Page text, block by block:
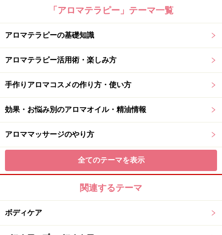
「アロマテラピー」テーマ一覧
アロマテラピーの基礎知識
アロマテラピー活用術・楽しみ方
手作りアロマコスメの作り方・使い方
効果・お悩み別のアロマオイル・精油情報
アロママッサージのやり方
全てのテーマを表示
関連するテーマ
ボディケア